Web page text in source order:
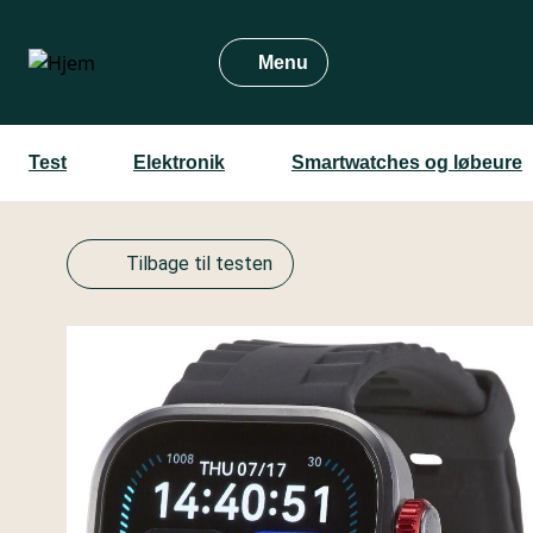
hovedindhold
Menu
Test Elektronik Smartwatches og løbeure
Tilbage til testen